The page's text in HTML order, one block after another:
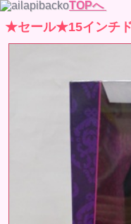
TOPへ
★セール★15インチ